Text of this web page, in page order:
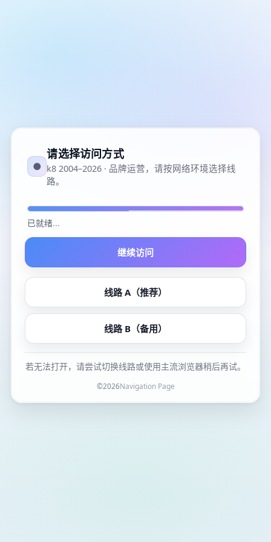
●
请选择访问方式
k8 2004–2026 · 品牌运营，请按网络环境选择线
路。
已就绪...
继续访问
线路 A（推荐）
线路 B（备用）
若无法打开，请尝试切换线路或使用主流浏览器稍后再试。
©2026Navigation Page